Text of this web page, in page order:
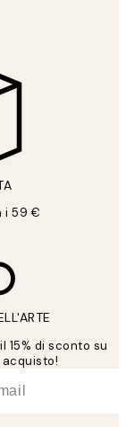
i 59 €
di sconto su